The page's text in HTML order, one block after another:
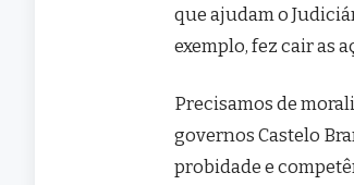
que ajudam o
exemplo, fez cair as
Precisamos de
governos Castelo
probidade e